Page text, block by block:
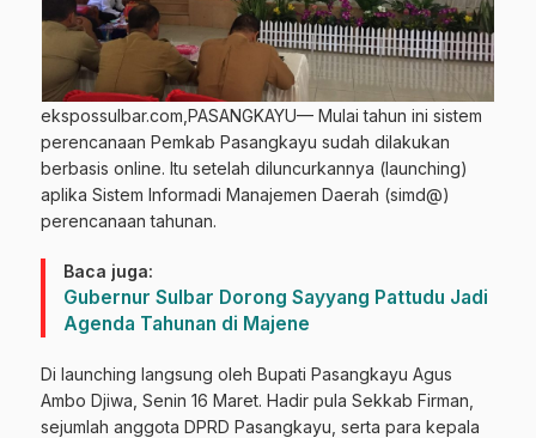
ekspossulbar.com,PASANGKAYU— Mulai tahun ini sistem
perencanaan Pemkab Pasangkayu sudah dilakukan
berbasis online. Itu setelah diluncurkannya (launching)
aplika Sistem Informadi Manajemen Daerah (simd@)
perencanaan tahunan.
Baca juga:
Gubernur Sulbar Dorong Sayyang Pattudu Jadi
Agenda Tahunan di Majene
Di launching langsung oleh Bupati Pasangkayu Agus
Ambo Djiwa, Senin 16 Maret. Hadir pula Sekkab Firman,
sejumlah anggota DPRD Pasangkayu, serta para kepala